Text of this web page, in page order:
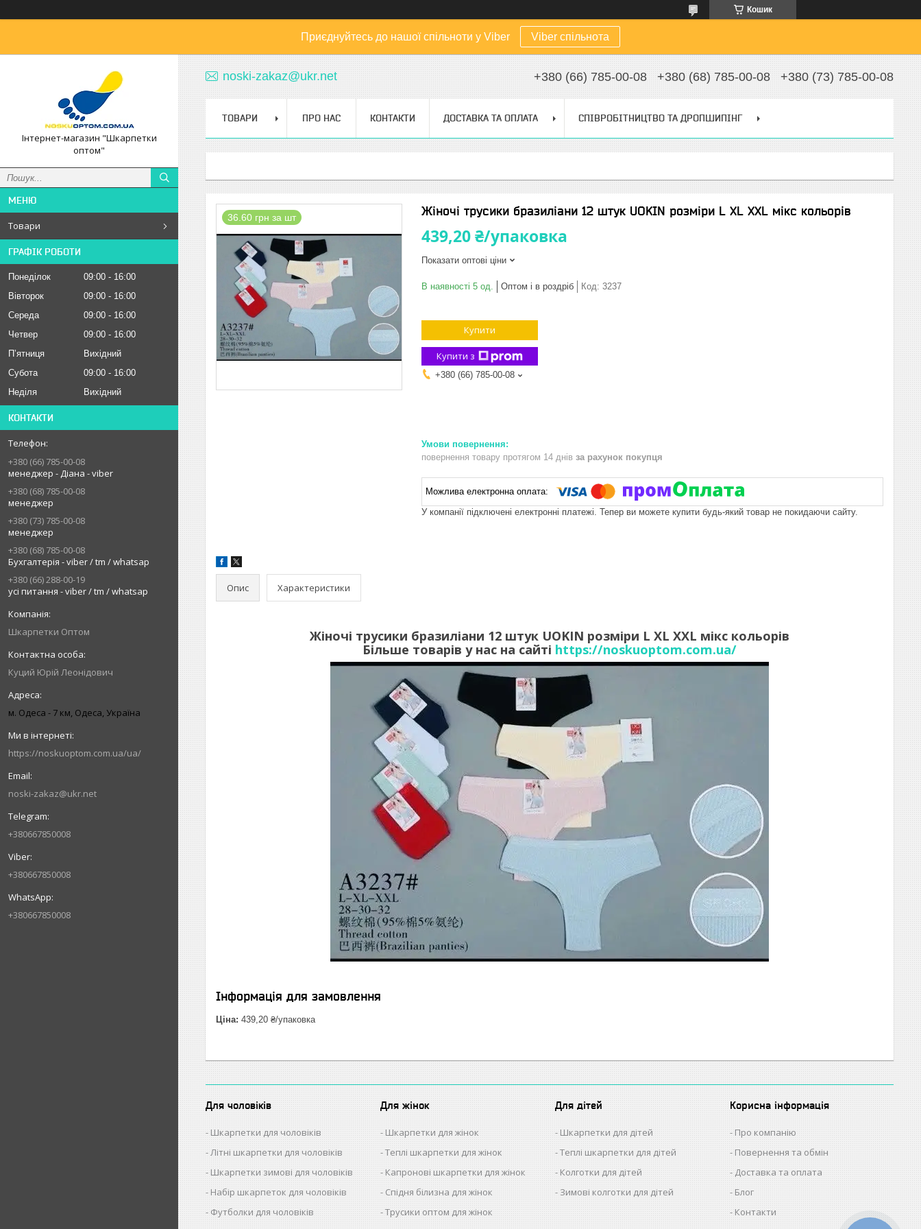
Кошик
Приєднуйтесь до нашої спільноти у Viber Viber спільнота
Інтернет-магазин "Шкарпетки
оптом"
Товари
ГРАФІК РОБОТИ
Понеділок 09:00
16:00
Вівторок
09:00
16:00
Середа
09:00
16:00
Четвер
09:00
16:00
Пʼятниця
Вихідний
Субота
09:00
16:00
Неділя
Вихідний
КОНТАКТИ
+380 (66) 785-00-08
менеджер - Діана - viber
+380 (68) 785-00-08
менеджер
+380 (73) 785-00-08
менеджер
+380 (68) 785-00-08
Бухгалтерія - viber / tm / whatsap
+380 (66) 288-00-19
усі питання - viber / tm / whatsap
Шкарпетки Оптом
Куций Юрій Леонідович
м. Одеса - 7 км, Одеса, Україна
https://noskuoptom.com.ua/ua/
noski-zakaz@ukr.net
+380667850008
+380667850008
+380667850008
noski-zakaz@ukr.net +380 (66) 785-00-08 +380 (68) 785-00-08 +380 (73) 785-00-08
ТОВАРИ ПРО НАС КОНТАКТИ ДОСТАВКА ТА ОПЛАТА СПІВРОБІТНИЦТВО ТА ДРОПШИПІНГ
36.60 грн за шт Жіночі трусики бразиліани 12 штук UOKIN розміри L XL XXL мікс кольорів
439,20 ₴/упаковка
Показати оптові ціни
В наявності 5 од. Оптом і в роздріб Код: 3237
Купити
Купити з
+380 (66) 785-00-08
повернення товару протягом 14 днів за рахунок покупця
У компанії підключені електронні платежі. Тепер ви можете купити будь-який товар не покидаючи сайту.
Опис Характеристики
Жіночі трусики бразиліани 12 штук UOKIN розміри L XL XXL мікс кольорів
Більше товарів у нас на сайті https://noskuoptom.com.ua/
Інформація для замовлення
Ціна: 439,20 ₴/упаковка
Для чоловіків
Шкарпетки для чоловіків
Літні шкарпетки для чоловіків
Шкарпетки зимові для чоловіків
Набір шкарпеток для чоловіків
Футболки для чоловіків
Для жінок
Шкарпетки для жінок
Теплі шкарпетки для жінок
Капронові шкарпетки для жінок
Спідня білизна для жінок
Трусики оптом для жінок
Для дітей
Шкарпетки для дітей
Теплі шкарпетки для дітей
Колготки для дітей
Зимові колготки для дітей
Корисна інформація
Про компанію
Повернення та обмін
Доставка та оплата
Блог
Контакти